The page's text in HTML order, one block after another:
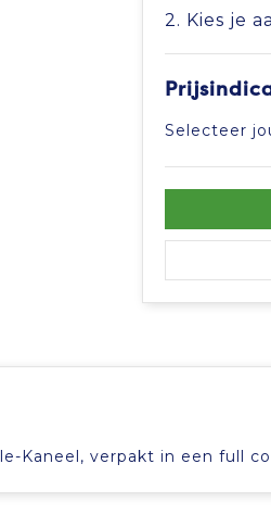
2. Kies je
Selecteer
Kaneel, verpakt in een full